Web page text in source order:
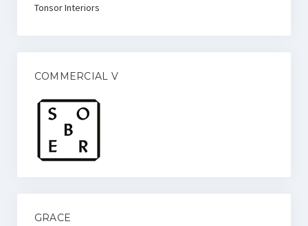
Tonsor Interiors
COMMERCIAL V
GRACE